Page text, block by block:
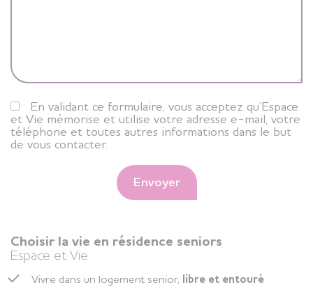
En validant ce formulaire, vous acceptez qu’Espace
et Vie mémorise et utilise votre adresse e-mail, votre
téléphone et toutes autres informations dans le but
de vous contacter.
Envoyer
Choisir la vie en résidence seniors
Espace et Vie
Vivre dans un logement senior, libre et entouré